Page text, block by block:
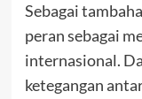
Sebagai
peran sebagai
internasional.
ketegangan